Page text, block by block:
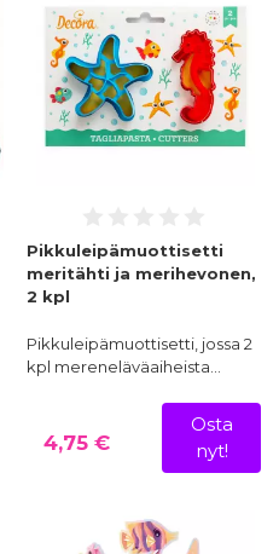
Pikkuleipämuottisetti
meritähti ja merihevonen,
2 kpl
Pikkuleipämuottisetti, jossa 2
kpl mereneläväaiheista…
4,75 €
Osta
nyt!